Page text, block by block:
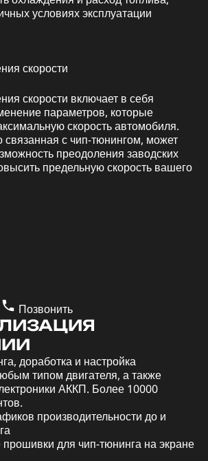
условиях эксплуатации
скорости
скорости включает в себя
параметров, которые
скорость автомобиля.
связанная с чип-тюнингом, может
преодоления заводских
предельную скорость вашего
Позвонить
доработка и настройка
типом двигателя, а также
АККП. Более 10000